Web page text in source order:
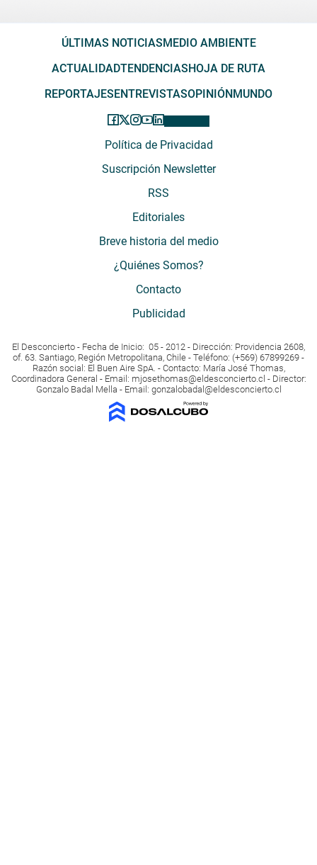
ÚLTIMAS NOTICIAS MEDIO AMBIENTE
ACTUALIDADTENDENCIAS HOJA DE RUTA
REPORTAJES ENTREVISTASOPINIÓN MUNDO
Política de Privacidad
Suscripción Newsletter
RSS
Editoriales
Breve historia del medio
¿Quiénes Somos?
Contacto
Publicidad
El Desconcierto - Fecha de Inicio: 05 - 2012 - Dirección: Providencia 2608,
of. 63. Santiago, Región Metropolitana, Chile - Teléfono: (+569) 67899269 -
Razón social: El Buen Aire SpA. - Contacto: María José Thomas,
Coordinadora General - Email: mjosethomas@eldesconcierto.cl - Director:
Gonzalo Badal Mella - Email: gonzalobadal@eldesconcierto.cl